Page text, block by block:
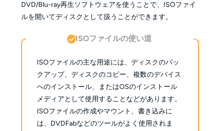
DVD/Blu-ray再生ソフトウェアを使うことで、ISOファイ
ルを開いてディスクとして扱うことができます。
ISOファイルの使い道
ISOファイルの主な用途には、ディスクのバッ
クアップ、ディスクのコピー、複数のデバイス
へのインストール、またはOSのインストール
メディアとして使用することなどがあります。
ISOファイルの作成やマウント、書き込みに
は、DVDFabなどのツールがよく使用されま